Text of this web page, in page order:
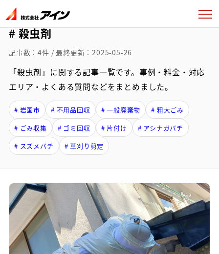
# 殺虫剤
記事数：4件 / 最終更新：2025-05-26
「殺虫剤」に関する記事一覧です。事例・料金・対応
エリア・よくある質問などをまとめました。
# 岩国市 # 不用品回収 # 一般廃棄物
# 粗大ごみ
# ごみ収集
# ゴミ回収 # 片付け
# アシナガバチ
# スズメバチ
# 草刈り剪定